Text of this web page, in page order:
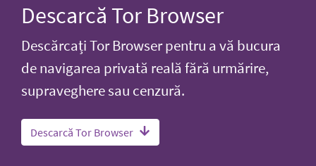
Descarcă Tor Browser
Descărcați Tor Browser pentru a vă bucura
de navigarea privată reală fără urmărire,
supraveghere sau cenzură.
Descarcă Tor Browser